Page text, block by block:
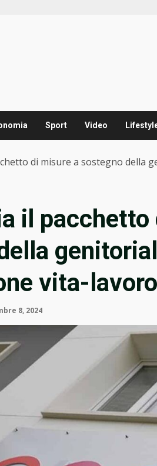
Sport Video
di misure a sostegno della
il
vita-lavoro
8, 2024